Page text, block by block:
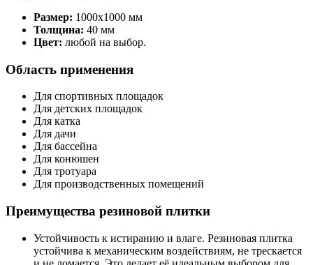
Размер: 1000х1000 мм
Толщина: 40 мм
Цвет: любой на выбор.
Область применения
Для спортивных площадок
Для детских площадок
Для катка
Для дачи
Для бассейна
Для конюшен
Для тротуара
Для производственных помещений
Преимущества резиновой плитки
Устойчивость к истиранию и влаге. Резиновая плитка
устойчива к механическим воздействиям, не трескается